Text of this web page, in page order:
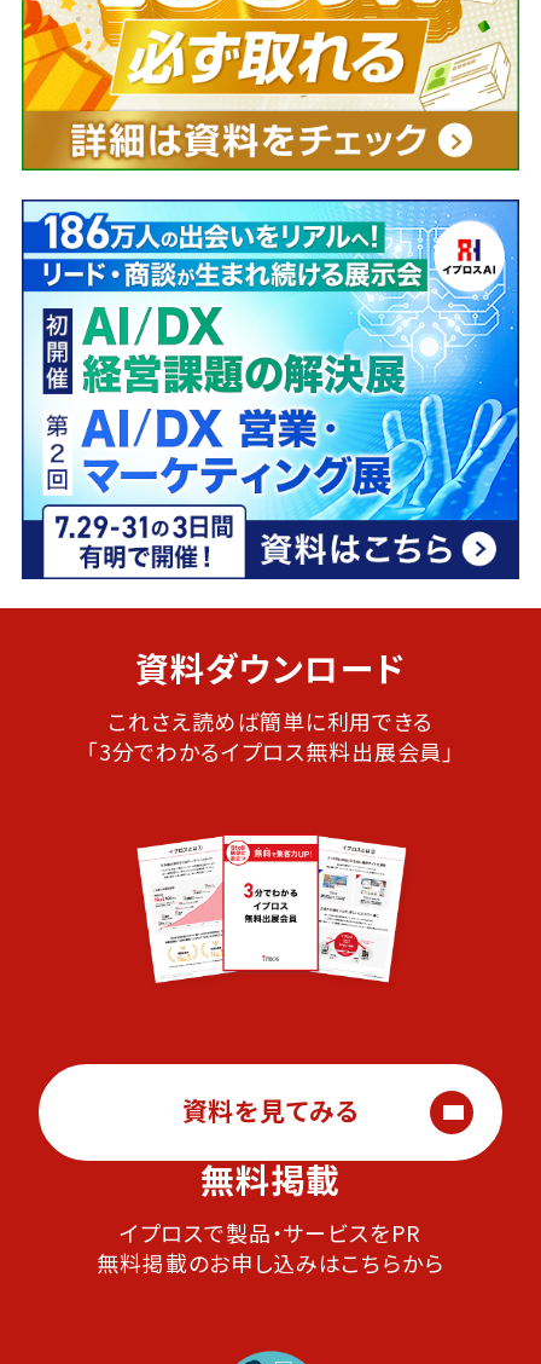
資料ダウンロード
これさえ読めば簡単に利用できる
「3分でわかるイプロス無料出展会員」
資料を見てみる
無料掲載
イプロスで製品・サービスをPR
無料掲載のお申し込みはこちらから